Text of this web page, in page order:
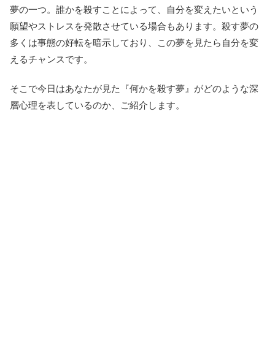
夢の一つ。誰かを殺すことによって、自分を変えたいという
願望やストレスを発散させている場合もあります。殺す夢の
多くは事態の好転を暗示しており、この夢を見たら自分を変
えるチャンスです。
そこで今日はあなたが見た『何かを殺す夢』がどのような深
層心理を表しているのか、ご紹介します。